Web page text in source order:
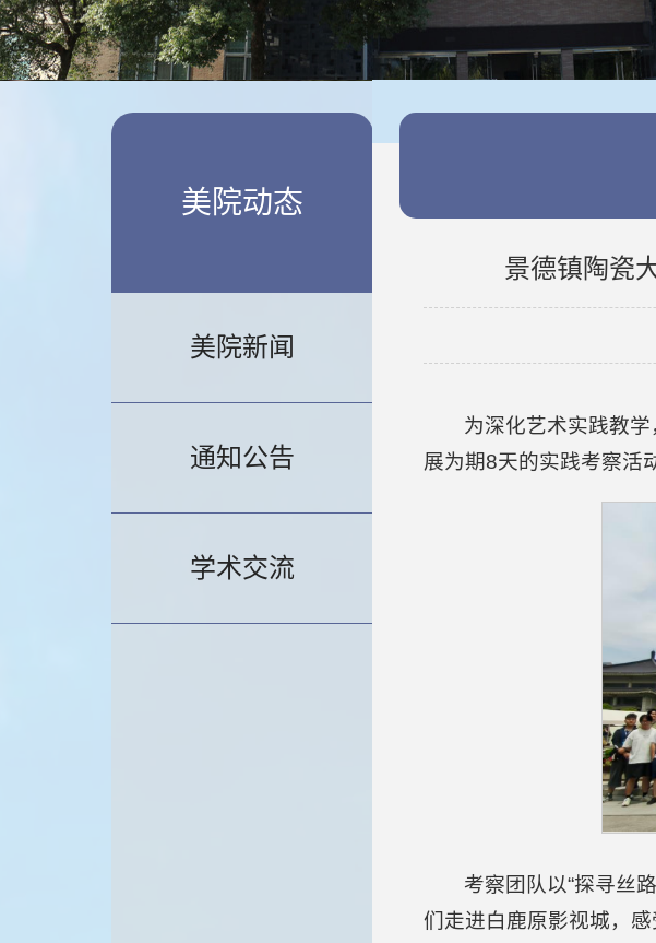
美院动态
美院新闻
通知公告
学术交流
景德镇陶瓷
为深化艺术实践教
展为期8天的实践考察活
考察团队以“探寻丝
们走进白鹿原影视城，